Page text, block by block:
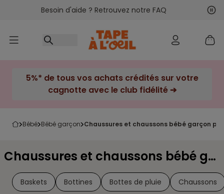
Accéder au contenu
Besoin d'aide ? Retrouvez notre FAQ
5%* de tous vos achats crédités sur votre
cagnotte avec le club fidélité ➔
bébé bébé garçon chaussures et chaussons bébé garçon
Chaussures et chaussons bébé garçon Pointure 31
Baskets Bottines Bottes de pluie Chaussons